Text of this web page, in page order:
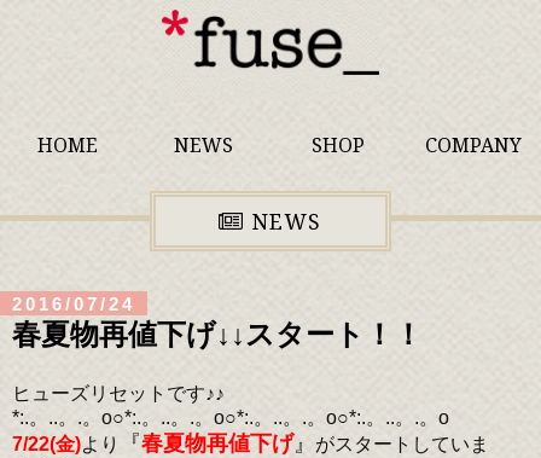
HOME NEWS SHOP COMPANY
NEWS
2016/07/24
春夏物再値下げ↓↓スタート！！
ヒューズリセットです♪♪
*:.。..。.。o○*:.。..。.。o○*:.。..。.。o○*:.。..。.。o
7/22(金)より 『春夏物再値下げ』
がスタートしていま